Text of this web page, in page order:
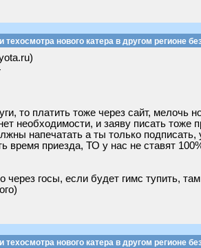
техосмотра нового катера в другом регионе
то платить тоже через сайт, мелочь
необходимости, и заяву писать тоже
напечатать а ты только подписать,
время приезда, ТО у нас не ставят
через госы, если будет гимс тупить,
техосмотра нового катера в другом регионе